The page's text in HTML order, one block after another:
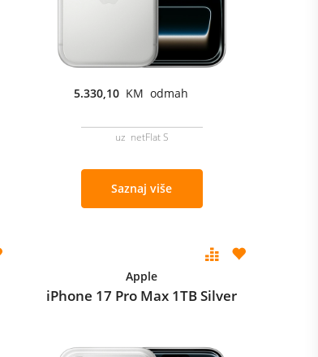
5.330,10 KM odmah
uz netFlat S
Saznaj više
Apple
iPhone 17 Pro Max 1TB Silver